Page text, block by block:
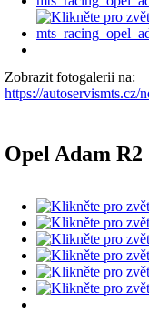
Zobrazit fotogalerii na:
https://autoservismts.cz/
Opel Adam R2